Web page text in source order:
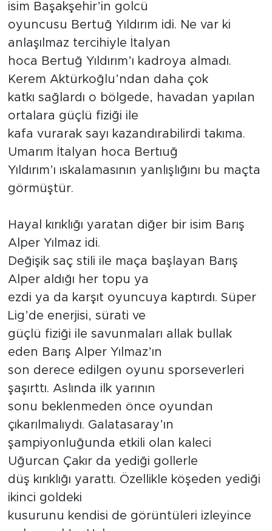
isim Başakşehir’in golcü
oyuncusu Bertuğ Yıldırım idi. Ne var ki
anlaşılmaz tercihiyle İtalyan
hoca Bertuğ Yıldırım’ı kadroya almadı.
Kerem Aktürkoğlu’ndan daha çok
katkı sağlardı o bölgede, havadan yapılan
ortalara güçlü fiziği ile
kafa vurarak sayı kazandırabilirdi takıma.
Umarım İtalyan hoca Bertıuğ
Yıldırım’ı ıskalamasının yanlışlığını bu maçta
görmüştür.
Hayal kırıklığı yaratan diğer bir isim Barış
Alper Yılmaz idi.
Değişik saç stili ile maça başlayan Barış
Alper aldığı her topu ya
ezdi ya da karşıt oyuncuya kaptırdı. Süper
Lig’de enerjisi, sürati ve
güçlü fiziği ile savunmaları allak bullak
eden Barış Alper Yılmaz’ın
son derece edilgen oyunu sporseverleri
şaşırttı. Aslında ilk yarının
sonu beklenmeden önce oyundan
çıkarılmalıydı. Galatasaray’ın
şampiyonluğunda etkili olan kaleci
Uğurcan Çakır da yediği gollerle
düş kırıklığı yarattı. Özellikle köşeden yediği
ikinci goldeki
kusurunu kendisi de görüntüleri izleyince